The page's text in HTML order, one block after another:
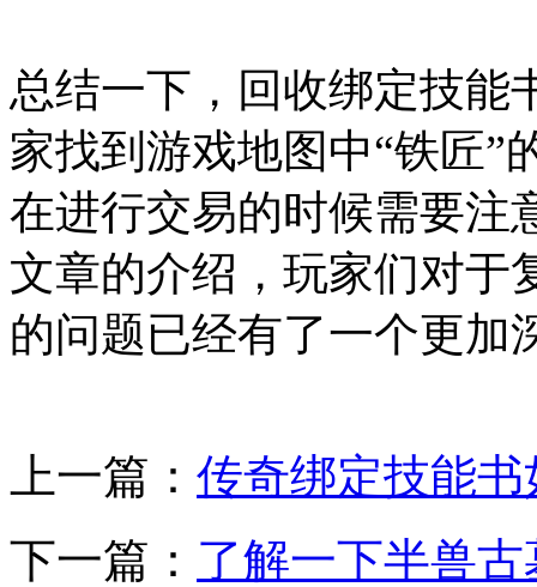
总结一下，回收绑定技能
家找到游戏地图中“铁匠”
在进行交易的时候需要注
文章的介绍，玩家们对于
的问题已经有了一个更加
上一篇： 传奇绑定技能
下一篇： 了解一下半兽